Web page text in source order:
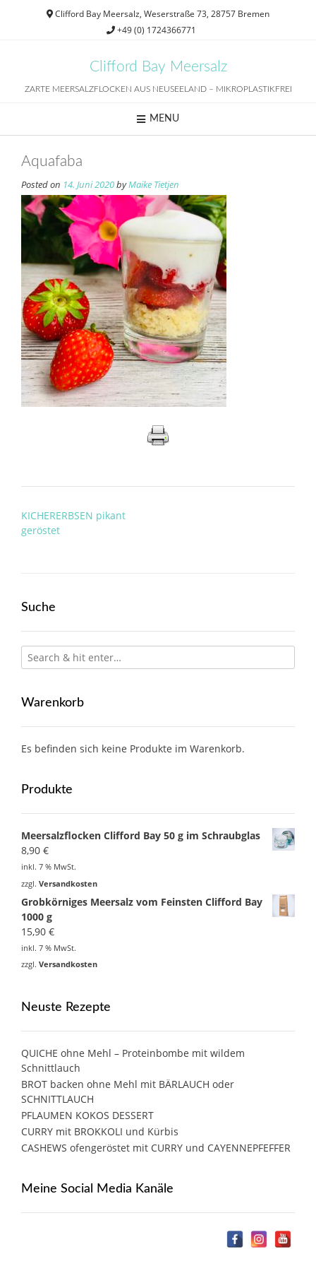
Clifford Bay Meersalz, Weserstraße 73, 28757 Bremen
+49 (0) 1724366771
Clifford Bay Meersalz
ZARTE MEERSALZFLOCKEN AUS NEUSEELAND – MIKROPLASTIKFREI
MENU
Aquafaba
Posted on 14. Juni 2020byMaike Tietjen
Post
navigation
KICHERERBSEN pikant
geröstet
Suche
Warenkorb
Es befinden sich keine Produkte im Warenkorb.
Produkte
Meersalzflocken Clifford Bay 50 g im Schraubglas
8,90 €
inkl. 7 % MwSt.
zzgl. Versandkosten
Grobkörniges Meersalz vom Feinsten Clifford Bay
1000 g
15,90 €
inkl. 7 % MwSt.
zzgl. Versandkosten
Neuste Rezepte
QUICHE ohne Mehl – Proteinbombe mit wildem
Schnittlauch
BROT backen ohne Mehl mit BÄRLAUCH oder
SCHNITTLAUCH
PFLAUMEN KOKOS DESSERT
CURRY mit BROKKOLI und Kürbis
CASHEWS ofengeröstet mit CURRY und CAYENNEPFEFFER
Meine Social Media Kanäle